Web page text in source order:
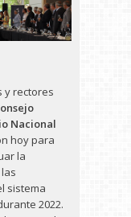
y rectores
Nacional
hoy para
la
sistema
2022.